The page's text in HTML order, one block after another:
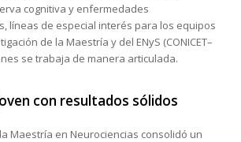
cognitiva y enfermedades
líneas de especial interés para los equipos
de la Maestría y del ENyS (CONICET–
se trabaja de manera articulada.
con resultados sólidos
Maestría en Neurociencias consolidó un